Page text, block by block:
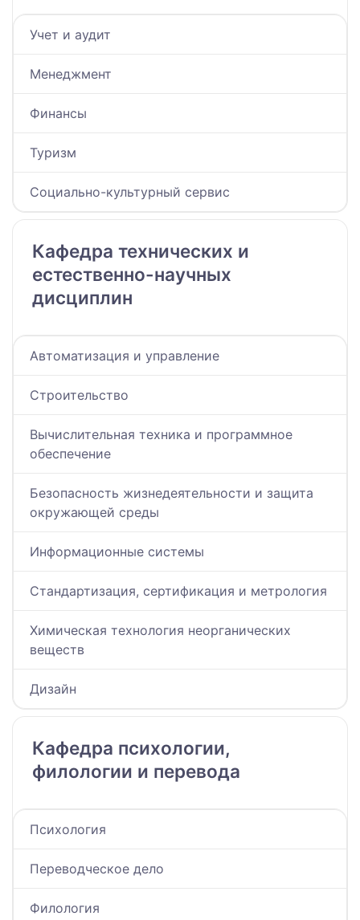
Учет и аудит
Менеджмент
Финансы
Туризм
Социально-культурный сервис
Кафедра технических и
естественно-научных
дисциплин
Автоматизация и управление
Строительство
Вычислительная техника и программное
обеспечение
Безопасность жизнедеятельности и защита
окружающей среды
Информационные системы
Стандартизация, сертификация и метрология
Химическая технология неорганических
веществ
Дизайн
Кафедра психологии,
филологии и перевода
Психология
Переводческое дело
Филология